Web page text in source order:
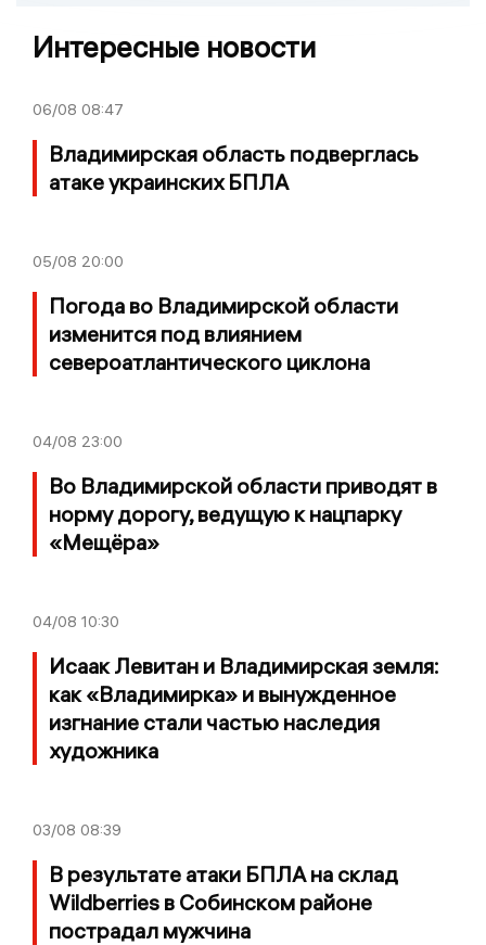
Интересные новости
06/08 08:47
Владимирская область подверглась
атаке украинских БПЛА
05/08 20:00
Погода во Владимирской области
изменится под влиянием
североатлантического циклона
04/08 23:00
Во Владимирской области приводят в
норму дорогу, ведущую к нацпарку
«Мещёра»
04/08 10:30
Исаак Левитан и Владимирская земля:
как «Владимирка» и вынужденное
изгнание стали частью наследия
художника
03/08 08:39
В результате атаки БПЛА на склад
Wildberries в Собинском районе
пострадал мужчина